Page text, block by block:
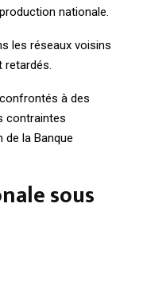
nationale.
les réseaux voisins
à des
contraintes
la Banque
sous